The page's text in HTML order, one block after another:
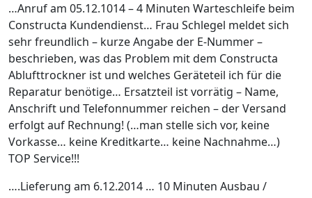
…Anruf am 05.12.1014 – 4 Minuten Warteschleife beim
Constructa Kundendienst… Frau Schlegel meldet sich
sehr freundlich – kurze Angabe der E-Nummer –
beschrieben, was das Problem mit dem Constructa
Ablufttrockner ist und welches Geräteteil ich für die
Reparatur benötige… Ersatzteil ist vorrätig – Name,
Anschrift und Telefonnummer reichen – der Versand
erfolgt auf Rechnung! (…man stelle sich vor, keine
Vorkasse… keine Kreditkarte… keine Nachnahme…)
TOP Service!!!
….Lieferung am 6.12.2014 … 10 Minuten Ausbau /